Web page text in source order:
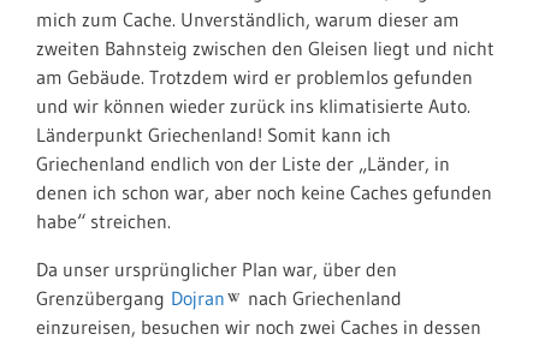
mich zum Cache. Unverständlich, warum dieser am
zweiten Bahnsteig zwischen den Gleisen liegt und nicht
am Gebäude. Trotzdem wird er problemlos gefunden
und wir können wieder zurück ins klimatisierte Auto.
Länderpunkt Griechenland! Somit kann ich
Griechenland endlich von der Liste der „Länder, in
denen ich schon war, aber noch keine Caches gefunden
habe“ streichen.
Da unser ursprünglicher Plan war, über den
Grenzübergang Dojran
nach Griechenland
einzureisen, besuchen wir noch zwei Caches in dessen